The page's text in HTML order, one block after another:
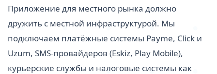
Приложение для местного рынка должно
дружить с местной инфраструктурой. Мы
подключаем платёжные системы Payme, Click и
Uzum, SMS-провайдеров (Eskiz, Play Mobile),
курьерские службы и налоговые системы как